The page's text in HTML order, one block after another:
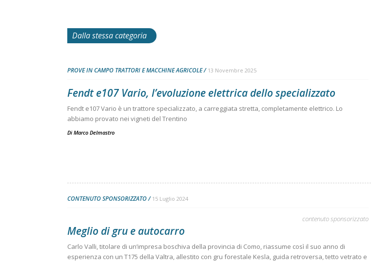
Dalla stessa categoria
PROVE IN CAMPO TRATTORI E MACCHINE AGRICOLE 13 Novembre 2025
Fendt e107 Vario, l’evoluzione elettrica dello specializzato
Fendt e107 Vario è un trattore specializzato, a carreggiata stretta, completamente elettrico. Lo
abbiamo provato nei vigneti del Trentino
Di Marco Delmastro
CONTENUTO SPONSORIZZATO 15 Luglio 2024
contenuto sponsorizzato
Meglio di gru e autocarro
Carlo Valli, titolare di un’impresa boschiva della provincia di Como, riassume così il suo anno di
esperienza con un T175 della Valtra, allestito con gru forestale Kesla, guida retroversa, tetto vetrato e